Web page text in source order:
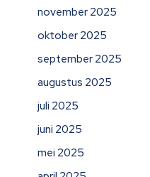
november 2025
oktober 2025
september 2025
augustus 2025
juli 2025
juni 2025
mei 2025